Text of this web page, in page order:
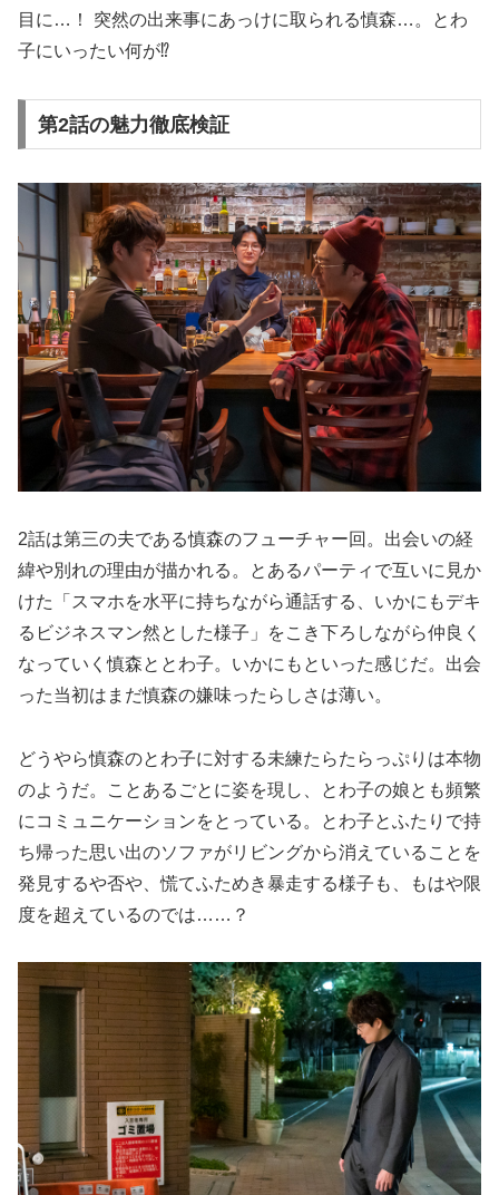
目に…！ 突然の出来事にあっけに取られる慎森…。とわ
子にいったい何が⁉
第2話の魅力徹底検証
2話は第三の夫である慎森のフューチャー回。出会いの経
緯や別れの理由が描かれる。とあるパーティで互いに見か
けた「スマホを水平に持ちながら通話する、いかにもデキ
るビジネスマン然とした様子」をこき下ろしながら仲良く
なっていく慎森ととわ子。いかにもといった感じだ。出会
った当初はまだ慎森の嫌味ったらしさは薄い。
どうやら慎森のとわ子に対する未練たらたらっぷりは本物
のようだ。ことあるごとに姿を現し、とわ子の娘とも頻繁
にコミュニケーションをとっている。とわ子とふたりで持
ち帰った思い出のソファがリビングから消えていることを
発見するや否や、慌てふためき暴走する様子も、もはや限
度を超えているのでは……？